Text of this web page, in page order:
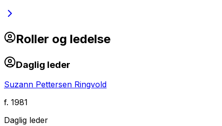
Roller og ledelse
Daglig leder
Suzann Pettersen Ringvold
f. 1981
Daglig leder